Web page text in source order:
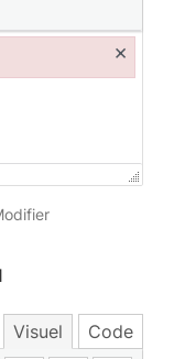
Visuel Code
×